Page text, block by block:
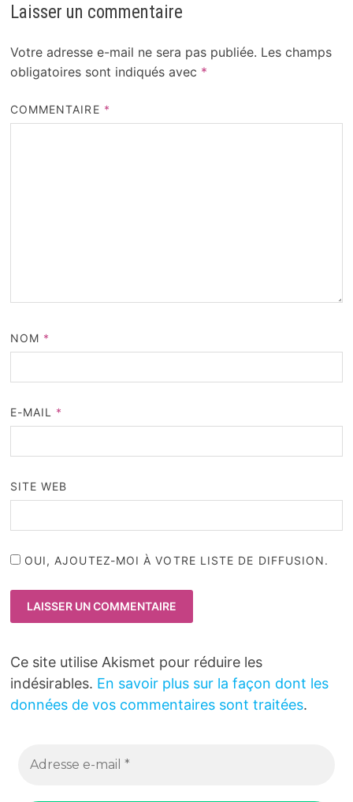
Laisser un commentaire
Votre adresse e-mail ne sera pas publiée. Les champs
obligatoires sont indiqués avec *
COMMENTAIRE *
NOM *
E-MAIL *
SITE WEB
OUI, AJOUTEZ-MOI À VOTRE LISTE DE DIFFUSION.
Ce site utilise Akismet pour réduire les
indésirables. En savoir plus sur la façon dont les
données de vos commentaires sont traitées.